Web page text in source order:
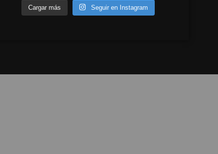
Cargar más Seguir en Instagram